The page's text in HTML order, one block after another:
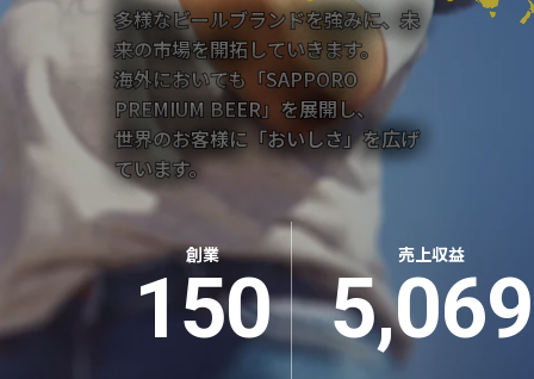
多様なビールブランドを強みに、未
来の市場を開拓していきます。
海外においても「SAPPORO
PREMIUM BEER」を展開し、
世界のお客様に「おいしさ」を広げ
ています。
創業
150
売上収益
5,069